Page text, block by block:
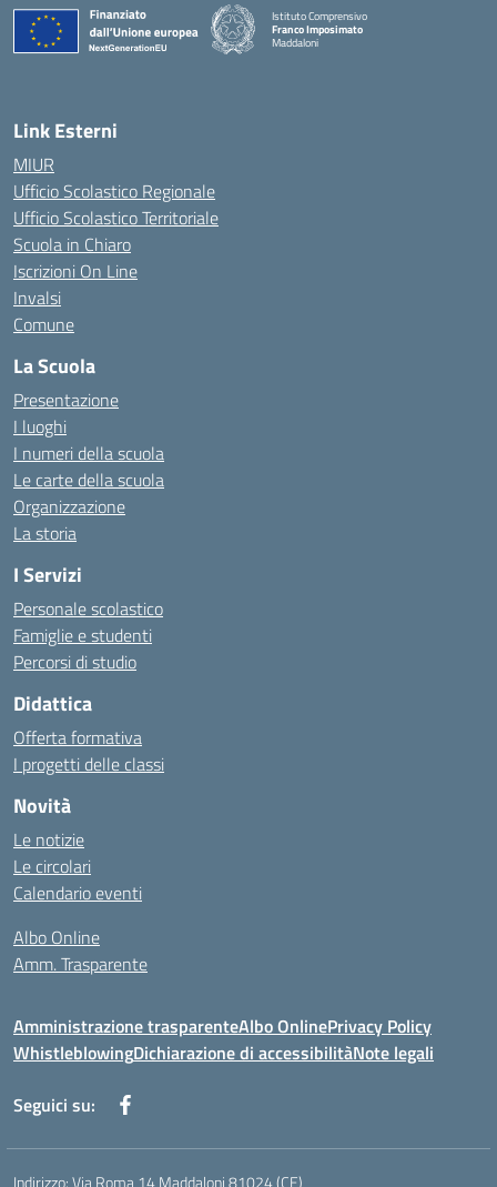
Istituto Comprensivo
Franco Imposimato
Maddaloni
Link Esterni
MIUR
Ufficio Scolastico Regionale
Ufficio Scolastico Territoriale
Scuola in Chiaro
Iscrizioni On Line
Invalsi
Comune
La Scuola
Presentazione
I luoghi
I numeri della scuola
Le carte della scuola
Organizzazione
La storia
I Servizi
Personale scolastico
Famiglie e studenti
Percorsi di studio
Didattica
Offerta formativa
I progetti delle classi
Novità
Le notizie
Le circolari
Calendario eventi
Albo Online
Amm. Trasparente
Amministrazione trasparenteAlbo OnlinePrivacy Policy
WhistleblowingDichiarazione di accessibilitàNote legali
Seguici su:
Indirizzo:Via Roma 14 Maddaloni 81024 (CE)